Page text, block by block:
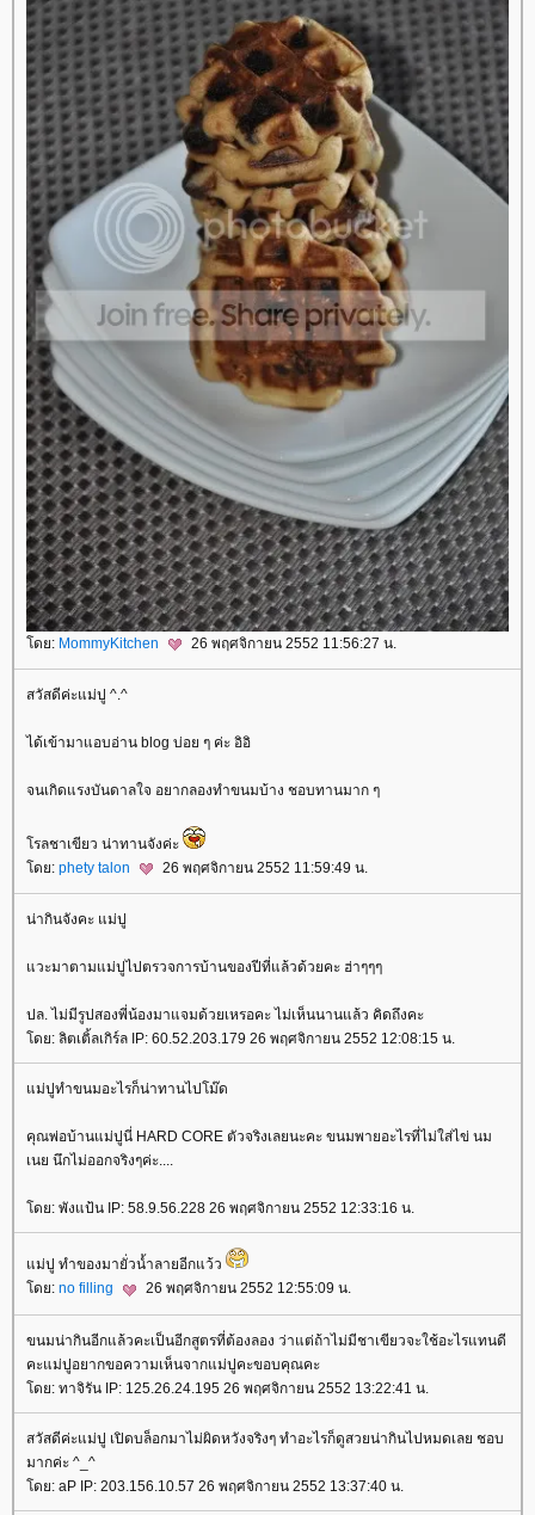
ดย: MommyKitchen 26 พฤศจิกายน 2552 11:56:27 น.
สวัสดีค่ะแม่ปู ^.^
ได้เข้ามาแอบอ่าน blog บ่อย ๆ ค่ะ อิอิ
จนเกิดแรงบันดาลใจ อยากลองทำขนมบ้าง ชอบทานมาก ๆ
รลชาเขียว น่าทานจังค่ะ
ดย: phety talon 26 พฤศจิกายน 2552 11:59:49 น.
น่ากินจังคะ แม่ปู
วะมาตามแม่ปูไปตรวจการบ้านของปีที่แล้วด้วยคะ ฮ่าๆๆๆ
ปล. ไม่มีรูปสองพี่น้องมาแจมด้วยเหรอคะ ไม่เห็นนานแล้ว คิดถึงคะ
ดย: ลิตเติ้ลเกิร์ล IP: 60.52.203.179 26 พฤศจิกายน 2552 12:08:15 น.
ม่ปูทำขนมอะไรก็น่าทานไปโม๊ด
คุณพ่อบ้านแม่ปูนี่ HARD CORE ตัวจริงเลยนะคะ ขนมพายอะไรที่ไม่ใส่ไข่ นม
เนย นึกไม่ออกจริงๆค่ะ....
ดย: พังแป้น IP: 58.9.56.228 26 พฤศจิกายน 2552 12:33:16 น.
ม่ปู ทำของมายั่วน้ำลายอีกแว้ว
ดย: no filling 26 พฤศจิกายน 2552 12:55:09 น.
ขนมน่ากินอีกแล้วคะเป็นอีกสูตรที่ต้องลอง ว่าแต่ถ้าไม่มีชาเขียวจะใช้อะไรแทนดี
คะแม่ปูอยากขอความเห็นจากแม่ปูคะขอบคุณคะ
ดย: ทาจิรัน IP: 125.26.24.195 26 พฤศจิกายน 2552 13:22:41 น.
สวัสดีค่ะแม่ปู เปิดบล็อกมาไม่ผิดหวังจริงๆ ทำอะไรก็ดูสวยน่ากินไปหมดเลย ชอบ
มากค่ะ ^_^
ดย: aP IP: 203.156.10.57 26 พฤศจิกายน 2552 13:37:40 น.